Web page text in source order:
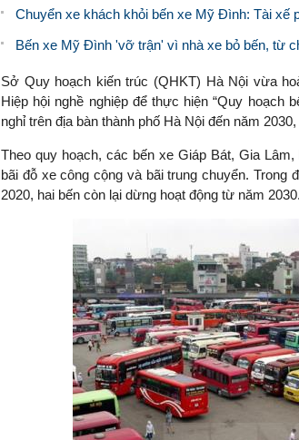
Chuyển xe khách khỏi bến xe Mỹ Đình: Tài xế
Bến xe Mỹ Đình 'vỡ trận' vì nhà xe bỏ bến, từ
Sở Quy hoạch kiến trúc (QHKT) Hà Nội vừa
Hiệp hội nghề nghiệp để thực hiện “Quy hoạch
nghỉ trên địa bàn thành phố Hà Nội đến năm
Theo quy hoạch, các bến xe Giáp Bát, Gia
bãi đỗ xe công cộng và bãi trung chuyển.
2020, hai bến còn lại dừng hoạt động từ năm 2030.